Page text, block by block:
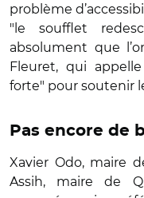
problème
"le soufflet
absolument que
Fleuret, qui
forte" pour soutenir
Pas encore de
Xavier Odo, maire
Assih, maire de